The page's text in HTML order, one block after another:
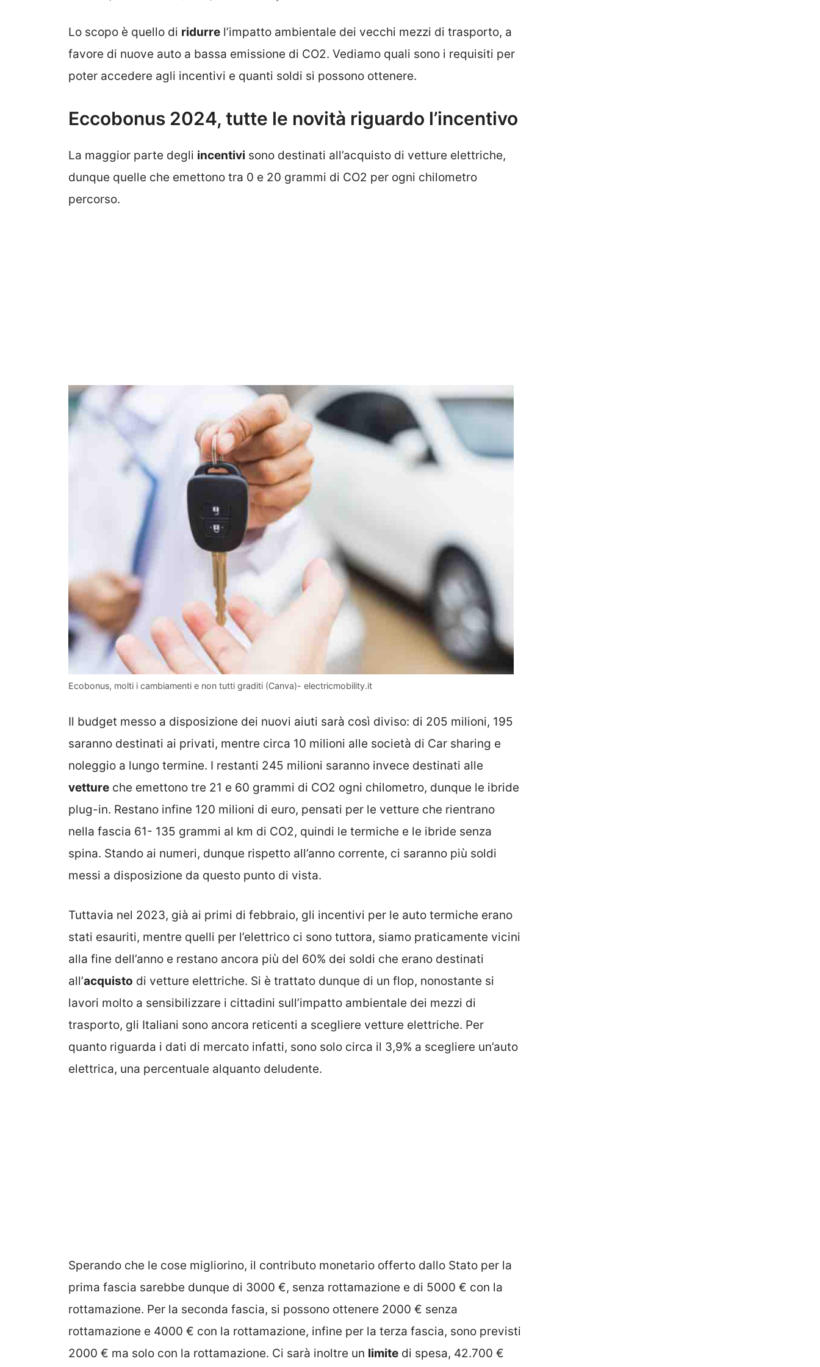
Lo scopo è quello di ridurre l’impatto ambientale dei vecchi mezzi di trasporto, a
favore di nuove auto a bassa emissione di CO2. Vediamo quali sono i requisiti per
poter accedere agli incentivi e quanti soldi si possono ottenere.
Eccobonus 2024, tutte le novità riguardo l’incentivo
La maggior parte degli incentivi sono destinati all’acquisto di vetture elettriche,
dunque quelle che emettono tra 0 e 20 grammi di CO2 per ogni chilometro
percorso.
Ecobonus, molti i cambiamenti e non tutti graditi (Canva)- electricmobility.it
Il budget messo a disposizione dei nuovi aiuti sarà così diviso: di 205 milioni, 195
saranno destinati ai privati, mentre circa 10 milioni alle società di Car sharing e
noleggio a lungo termine. I restanti 245 milioni saranno invece destinati alle
vetture che emettono tre 21 e 60 grammi di CO2 ogni chilometro, dunque le ibride
plug-in. Restano infine 120 milioni di euro, pensati per le vetture che rientrano
nella fascia 61- 135 grammi al km di CO2, quindi le termiche e le ibride senza
spina. Stando ai numeri, dunque rispetto all’anno corrente, ci saranno più soldi
messi a disposizione da questo punto di vista.
Tuttavia nel 2023, già ai primi di febbraio, gli incentivi per le auto termiche erano
stati esauriti, mentre quelli per l’elettrico ci sono tuttora, siamo praticamente vicini
alla fine dell’anno e restano ancora più del 60% dei soldi che erano destinati
all’acquisto di vetture elettriche. Si è trattato dunque di un flop, nonostante si
lavori molto a sensibilizzare i cittadini sull’impatto ambientale dei mezzi di
trasporto, gli Italiani sono ancora reticenti a scegliere vetture elettriche. Per
quanto riguarda i dati di mercato infatti, sono solo circa il 3,9% a scegliere un’auto
elettrica, una percentuale alquanto deludente.
Sperando che le cose migliorino, il contributo monetario offerto dallo Stato per la
prima fascia sarebbe dunque di 3000 €, senza rottamazione e di 5000 € con la
rottamazione. Per la seconda fascia, si possono ottenere 2000 € senza
rottamazione e 4000 € con la rottamazione, infine per la terza fascia, sono previsti
2000 € ma solo con la rottamazione. Ci sarà inoltre un limite di spesa, 42.700 €